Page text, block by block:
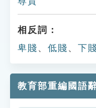
相反詞：
卑賤 、 低賤 、 下
教育部重編國語